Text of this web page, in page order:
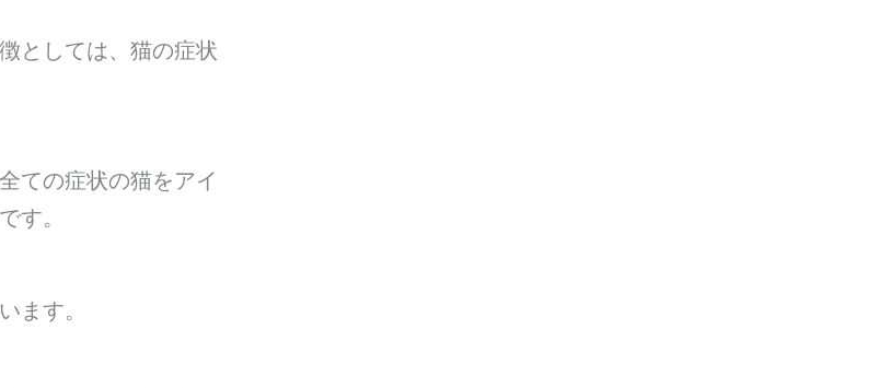
としては、猫の症状
ての症状の猫をアイ
す。
ます。